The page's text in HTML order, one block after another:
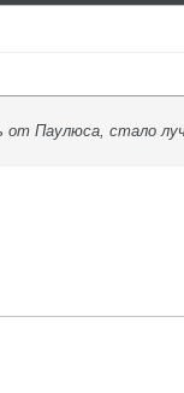
от Паулюса, стало